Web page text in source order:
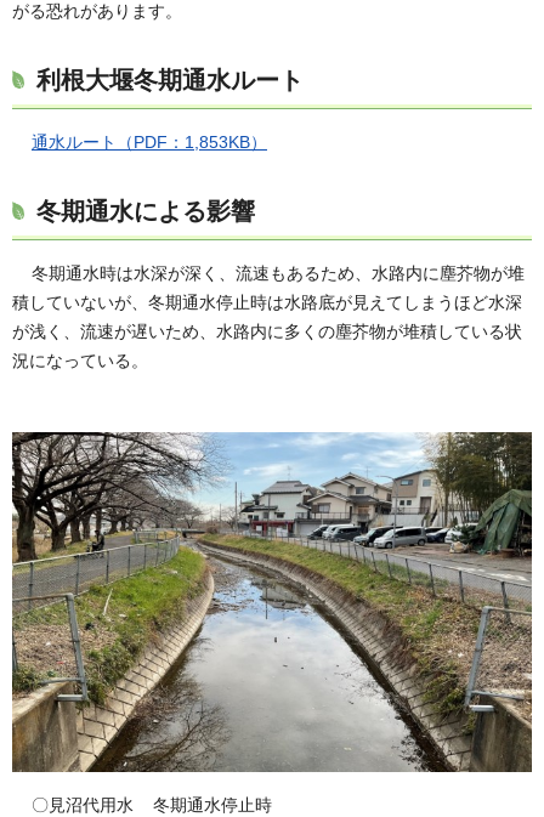
がる恐れがあります。
利根大堰冬期通水ルート
通水ルート（PDF：1,853KB）
冬期通水による影響
冬期通水時は水深が深く、流速もあるため、水路内に塵芥物が堆
積していないが、冬期通水停止時は水路底が見えてしまうほど水深
が浅く、流速が遅いため、水路内に多くの塵芥物が堆積している状
況になっている。
〇見沼代用水 冬期通水停止時